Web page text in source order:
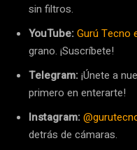
sin filtros.
YouTube:Gurú Tecno
grano. ¡Suscríbete!
Telegram:¡Únete a
primero en enterarte!
Instagram:
detrás de cámaras.